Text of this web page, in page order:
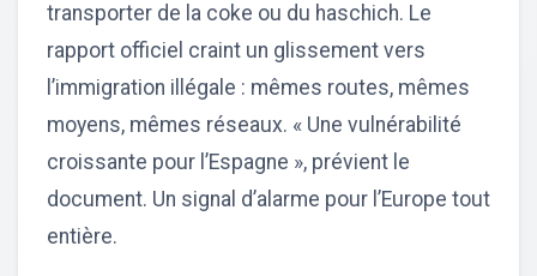
transporter de la coke ou du haschich. Le
rapport officiel craint un glissement vers
l’immigration illégale : mêmes routes, mêmes
moyens, mêmes réseaux. « Une vulnérabilité
croissante pour l’Espagne », prévient le
document. Un signal d’alarme pour l’Europe tout
entière.